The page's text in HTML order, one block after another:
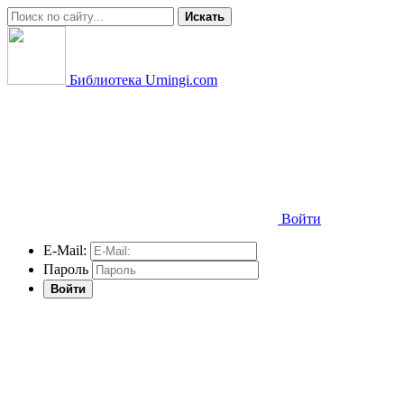
Искать
Библиотека Urningi.com
Войти
E-Mail:
Пароль
Войти